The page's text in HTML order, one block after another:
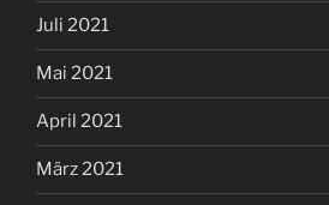
Juli 2021
Mai 2021
April 2021
März 2021